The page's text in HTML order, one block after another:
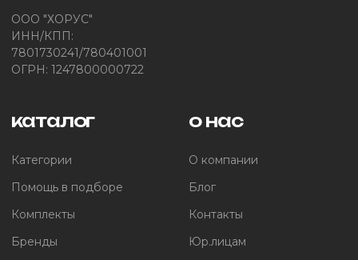
ООО "ХОРУС"
ИНН/КПП:
7801730241/780401001
ОГРН: 1247800000722
каталог
Категории
Помощь в подборе
Комплекты
Бренды
о нас
О компании
Блог
Контакты
Юр.лицам